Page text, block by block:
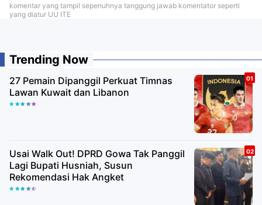
komentar yang tampil sepenuhnya tanggung jawab komentator seperti
yang diatur UU ITE
Trending Now
27 Pemain Dipanggil Perkuat Timnas
Lawan Kuwait dan Libanon
Usai Walk Out! DPRD Gowa Tak Panggil
Lagi Bupati Husniah, Susun
Rekomendasi Hak Angket